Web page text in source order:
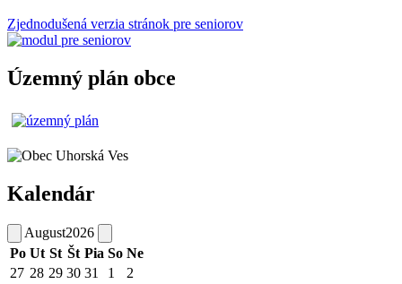
Zjednodušená verzia stránok pre seniorov
Územný plán obce
Kalendár
August2026
Po Ut St Št Pia So Ne
27 28 29 30 31 1
2